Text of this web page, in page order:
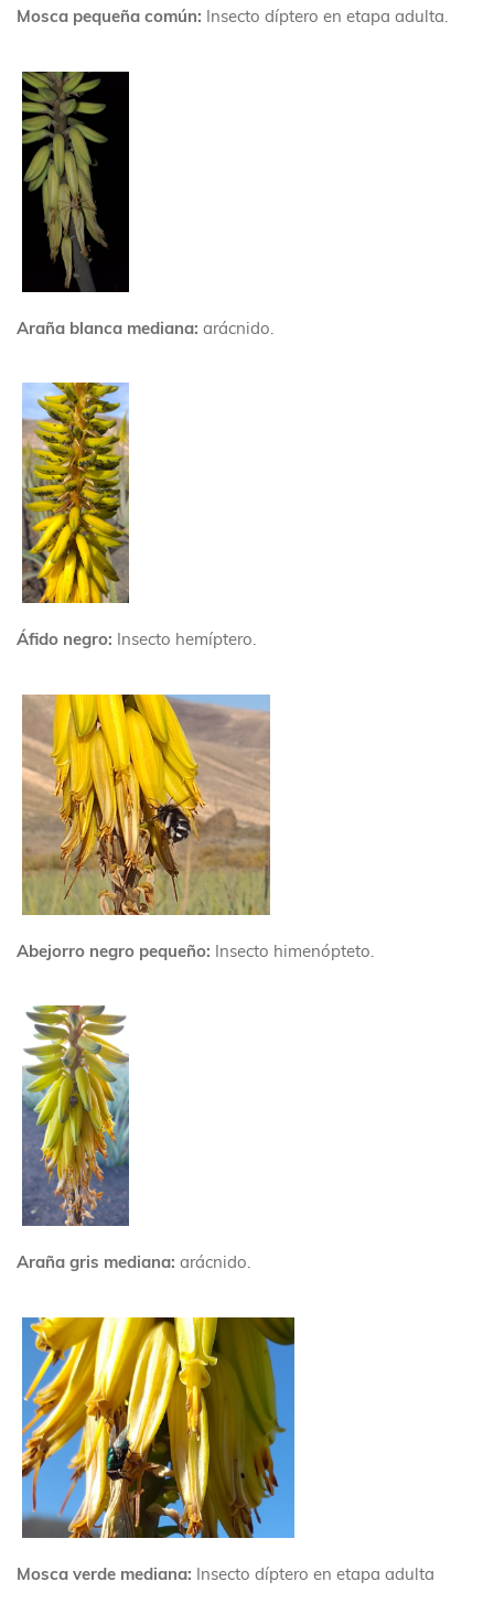
Mosca pequeña común: Insecto díptero en etapa adulta.
Araña blanca mediana: arácnido.
Áfido negro: Insecto hemíptero.
Abejorro negro pequeño: Insecto himenópteto.
Araña gris mediana: arácnido.
Mosca verde mediana: Insecto díptero en etapa adulta